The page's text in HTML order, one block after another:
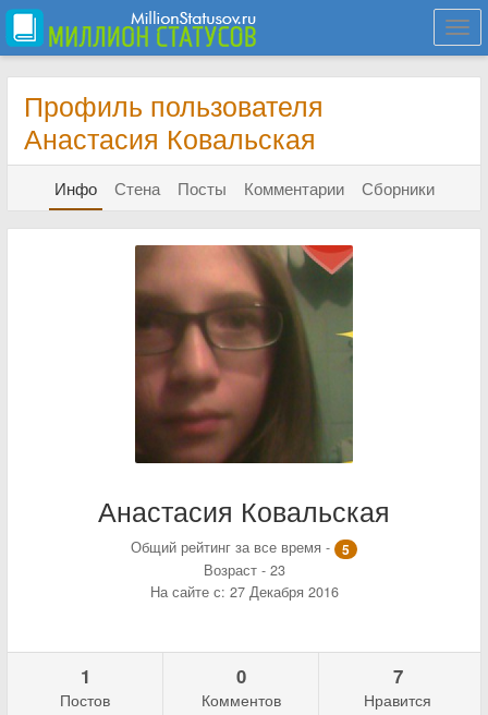
Профиль пользователя
Анастасия Ковальская
Инфо Стена Посты Комментарии Сборники
Анастасия Ковальская
Общий рейтинг за все время -
5
Возраст - 23
На сайте с: 27 Декабря 2016
1
Постов
0
Комментов
7
Нравится